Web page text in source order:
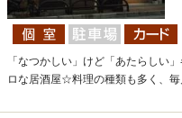
「なつかしい」けど「あたらしい
ロな居酒屋☆料理の種類も多く、